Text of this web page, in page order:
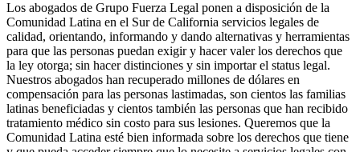
Los abogados de Grupo Fuerza Legal ponen a disposición de la
Comunidad Latina en el Sur de California servicios legales de
calidad, orientando, informando y dando alternativas y herramientas
para que las personas puedan exigir y hacer valer los derechos que
la ley otorga; sin hacer distinciones y sin importar el status legal.
Nuestros abogados han recuperado millones de dólares en
compensación para las personas lastimadas, son cientos las familias
latinas beneficiadas y cientos también las personas que han recibido
tratamiento médico sin costo para sus lesiones. Queremos que la
Comunidad Latina esté bien informada sobre los derechos que tiene